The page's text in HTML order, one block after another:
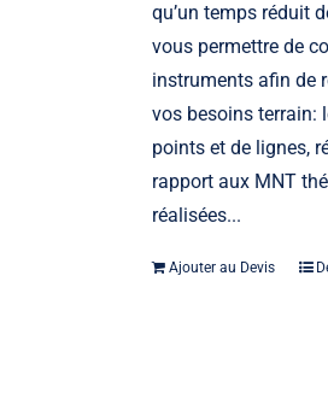
qu’un temps réduit
vous permettre de
instruments afin de
vos besoins terrain:
points et de lignes,
rapport aux MNT
réalisées...
Ajouter au Devis